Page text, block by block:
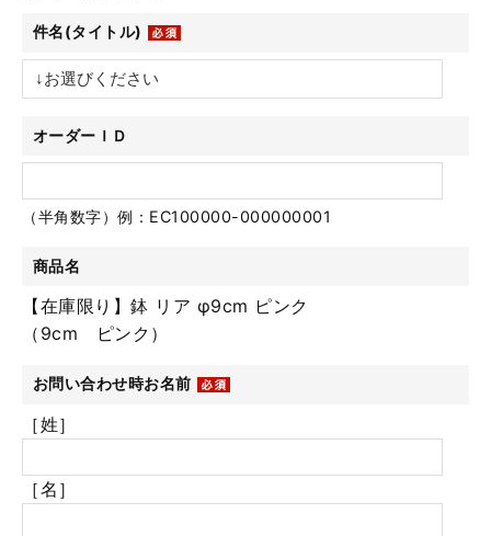
件名(タイトル)
オーダーＩＤ
（半角数字）例：EC100000-000000001
商品名
【在庫限り】鉢 リア φ9cm ピンク
（9cm ピンク）
お問い合わせ時お名前
［姓］
［名］